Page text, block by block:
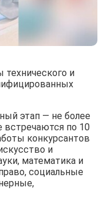
и
этап — не более
встречаются по 10
конкурсантов
и
математика и
социальные